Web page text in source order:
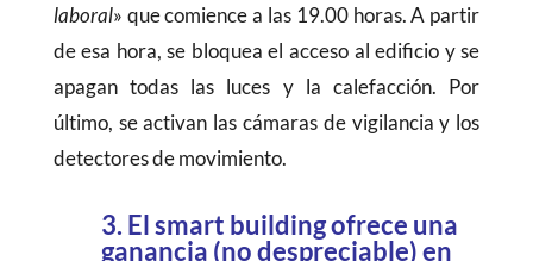
laboral» que comience a las 19.00 horas. A partir
de esa hora, se bloquea el acceso al edificio y se
apagan todas las luces y la calefacción. Por
último, se activan las cámaras de vigilancia y los
detectores de movimiento.
3. El smart building ofrece una
ganancia (no despreciable) en